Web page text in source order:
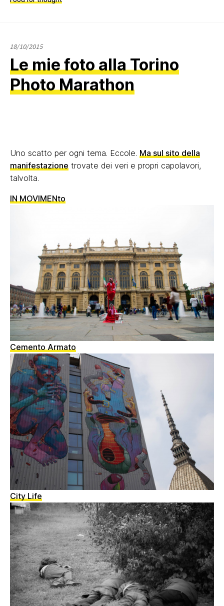
18/10/201518/10/2015
Le mie foto alla Torino
Photo Marathon
Uno scatto per ogni tema. Eccole. Ma sul sito della
manifestazione trovate dei veri e propri capolavori,
talvolta.
IN MOVIMENto
Cemento Armato
City Life